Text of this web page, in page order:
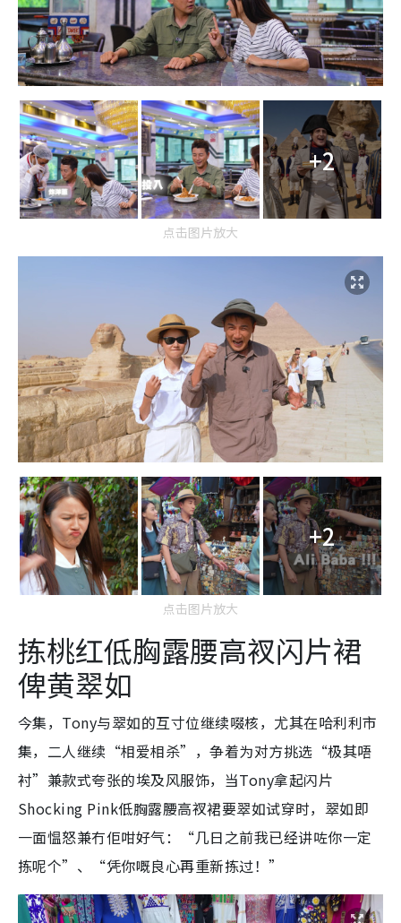
+2
点击图片放大
+2
点击图片放大
拣桃红低胸露腰高衩闪片裙
俾黄翠如
今集，Tony与翠如的互寸位继续啜核，尤其在哈利利市
集，二人继续“相爱相杀”，争着为对方挑选“极其唔
衬”兼款式夸张的埃及风服饰，当Tony拿起闪片
Shocking Pink低胸露腰高衩裙要翠如试穿时，翠如即
一面愠怒兼冇佢咁好气：“几日之前我已经讲咗你一定
拣呢个”、“凭你嘅良心再重新拣过！”